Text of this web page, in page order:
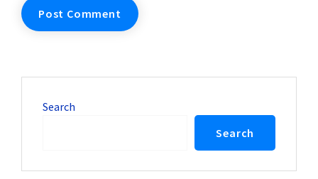
Search
Search